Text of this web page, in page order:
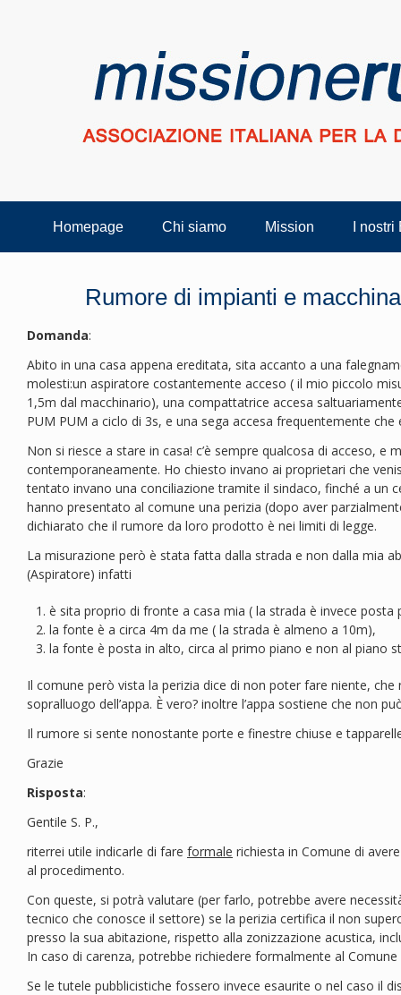
Homepage Chi siamo Mission I
Rumore di impianti e
Domanda:
Abito in una casa appena ereditata, sita accanto a una
molesti:un aspiratore costantemente acceso ( il mio piccolo
1,5m dal macchinario), una compattatrice accesa
PUM PUM a ciclo di 3s, e una sega accesa frequentemente
Non si riesce a stare in casa! c’è sempre qualcosa di acceso, e
contemporaneamente. Ho chiesto invano ai proprietari che
tentato invano una conciliazione tramite il sindaco, finché a un
hanno presentato al comune una perizia (dopo aver
dichiarato che il rumore da loro prodotto è nei limiti di legge.
La misurazione però è stata fatta dalla strada e non dalla mia
(Aspiratore) infatti
è sita proprio di fronte a casa mia ( la strada è invece posta
la fonte è a circa 4m da me ( la strada è almeno a 10m),
la fonte è posta in alto, circa al primo piano e non al piano
Il comune però vista la perizia dice di non poter fare niente,
sopralluogo dell’appa. È vero? inoltre l’appa sostiene che non
Il rumore si sente nonostante porte e finestre chiuse e
Grazie
Risposta:
Gentile S. P.,
riterrei utile indicarle di fare formale richiesta in Comune di
al procedimento.
Con queste, si potrà valutare (per farlo, potrebbe avere
tecnico che conosce il settore) se la perizia certifica il non
presso la sua abitazione, rispetto alla zonizzazione acustica,
In caso di carenza, potrebbe richiedere formalmente al Comune
Se le tutele pubblicistiche fossero invece esaurite o nel caso il